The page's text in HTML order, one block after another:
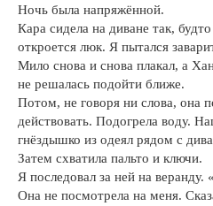
Ночь была напряжённой.
Кара сидела на диване так,
откроется люк. Я пытался
Мило снова и снова плакал, а
не решалась подойти ближе.
Потом, не говоря ни слова, она
действовать. Подогрела воду.
гнёздышко из одеял рядом с
Затем схватила пальто и ключи.
Я последовал за ней на
Она не посмотрела на меня.